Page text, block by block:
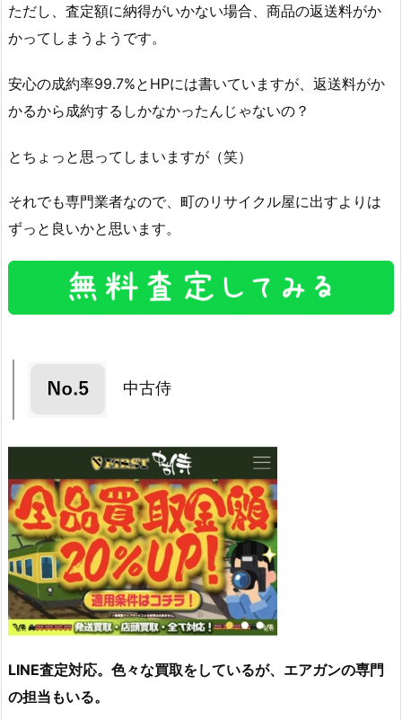
ただし、査定額に納得がいかない場合、商品の返送料がか
かってしまうようです。
安心の成約率99.7%とHPには書いていますが、返送料がか
かるから成約するしかなかったんじゃないの？
とちょっと思ってしまいますが（笑）
それでも専門業者なので、町のリサイクル屋に出すよりは
ずっと良いかと思います。
中古侍
LINE査定対応。色々な買取をしているが、エアガンの専門
の担当もいる。